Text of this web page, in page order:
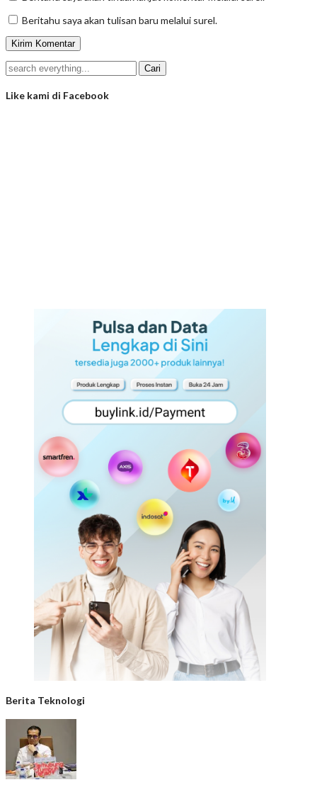
Beritahu saya akan tulisan baru melalui surel.
Like kami di Facebook
Berita Teknologi